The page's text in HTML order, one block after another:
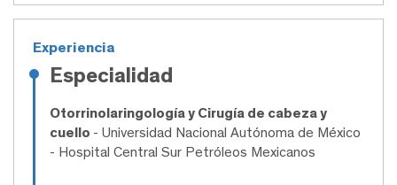
Experiencia
Especialidad
Otorrinolaringología y Cirugía de cabeza y
cuello - Universidad Nacional Autónoma de México
- Hospital Central Sur Petróleos Mexicanos